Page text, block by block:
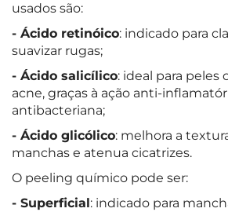
usados são:
- Ácido retinóico: indicado para
suavizar rugas;
- Ácido salicílico: ideal para peles
acne, graças à ação anti-
antibacteriana;
- Ácido glicólico: melhora a
manchas e atenua cicatrizes.
O peeling químico pode ser:
- Superficial: indicado para